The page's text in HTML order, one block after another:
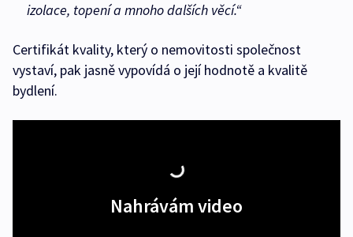
izolace, topení a mnoho dalších věcí.“
Certifikát kvality, který o nemovitosti společnost
vystaví, pak jasně vypovídá o její hodnotě a kvalitě
bydlení.
Nahrávám video